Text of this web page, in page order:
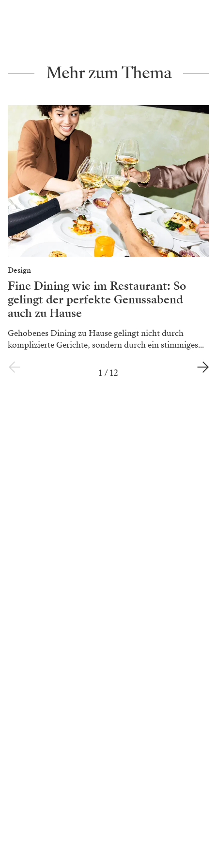
Mehr zum Thema
Design
Fine Dining wie im Restaurant: So
gelingt der perfekte Genussabend
auch zu Hause
Gehobenes Dining zu Hause gelingt nicht durch
komplizierte Gerichte, sondern durch ein stimmiges...
1 /12